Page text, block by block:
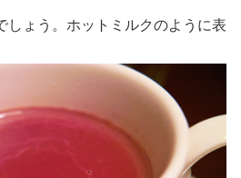
しょう。ホットミルクのように表